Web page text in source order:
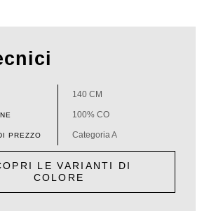
140 CM
100% CO
PREZZO Categoria A
LE VARIANTI DI
COLORE